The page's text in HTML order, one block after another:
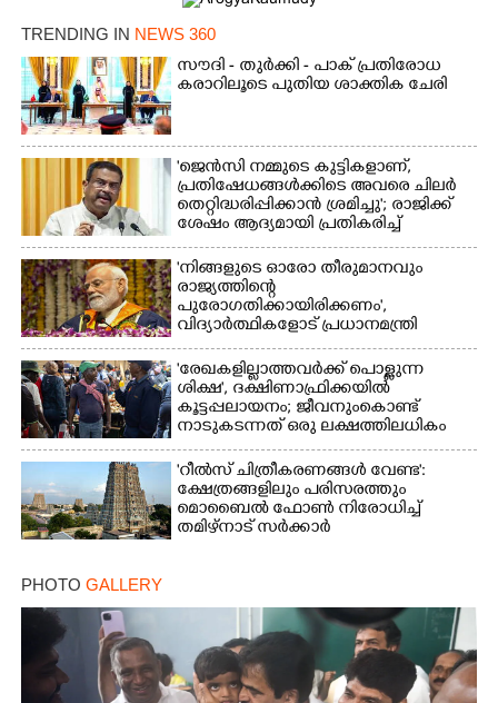
TRENDING IN NEWS 360
സൗദി - തുർക്കി - പാക് പ്രതിരോധ
കരാറിലൂടെ പുതിയ ശാക്തിക ചേരി
'ജെൻസി നമ്മുടെ കുട്ടികളാണ്,
പ്രതിഷേധങ്ങൾക്കിടെ അവരെ ചിലർ
തെറ്റിദ്ധരിപ്പിക്കാൻ ശ്രമിച്ചു'; രാജിക്ക്
ശേഷം ആദ്യമായി പ്രതികരിച്ച്
ധർമ്മേന്ദ്ര പ്രധാൻ
'നിങ്ങളുടെ ഓരോ തീരുമാനവും
രാജ്യത്തിന്റെ
പുരോഗതിക്കായിരിക്കണം',​
വിദ്യാർത്ഥികളോട് പ്രധാനമന്ത്രി
'രേഖകളില്ലാത്തവർക്ക് പൊള്ളുന്ന
ശിക്ഷ', ദക്ഷിണാഫ്രിക്കയിൽ
കൂട്ടപ്പലായനം; ജീവനുംകൊണ്ട്
നാടുകടന്നത് ഒരു ലക്ഷത്തിലധികം
പേർ
'റീൽസ് ചിത്രീകരണങ്ങൾ വേണ്ട':
ക്ഷേത്രങ്ങളിലും പരിസരത്തും
മൊബൈൽ ഫോൺ നിരോധിച്ച്
തമിഴ്നാട് സർക്കാർ
PHOTO GALLERY
×
Share this link
Copy Link